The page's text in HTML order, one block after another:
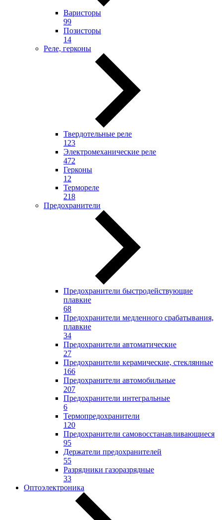
Варисторы
99
Позисторы
14
Реле, герконы
Твердотельные реле
123
Электромеханические реле
472
Герконы
12
Термореле
218
Предохранители
Предохранители быстродействующие
плавкие
68
Предохранители медленного срабатывания,
плавкие
34
Предохранители автоматические
27
Предохранители керамические, стеклянные
166
Предохранители автомобильные
207
Предохранители интегральные
6
Термопредохранители
120
Предохранители самовосстанавливающиеся
95
Держатели предохранителей
55
Разрядники газоразрядные
33
Оптоэлектроника